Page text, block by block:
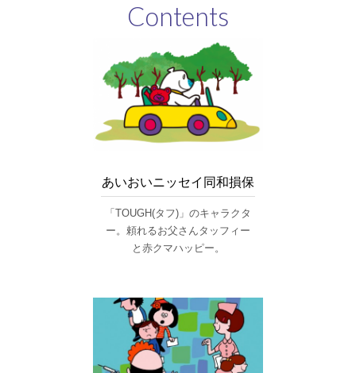
Contents
あいおいニッセイ同和損保
「TOUGH(タフ)」のキャラクタ
ー。頼れるお父さんタッフィー
と赤クマハッピー。